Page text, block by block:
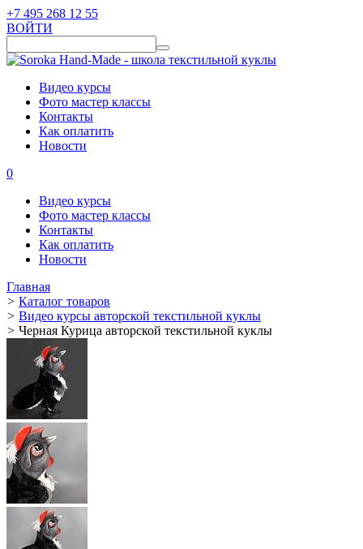
+7 495 268 12 55
ВОЙТИ
Видео курсы
Фото мастер классы
Контакты
Как оплатить
Новости
0
Видео курсы
Фото мастер классы
Контакты
Как оплатить
Новости
Главная
> Каталог товаров
> Видео курсы авторской текстильной куклы
> Черная Курица авторской текстильной куклы